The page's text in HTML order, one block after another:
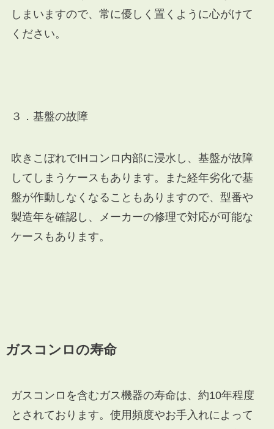
しまいますので、常に優しく置くように心がけて
ください。
３．基盤の故障
吹きこぼれでIHコンロ内部に浸水し、基盤が故障
してしまうケースもあります。また経年劣化で基
盤が作動しなくなることもありますので、型番や
製造年を確認し、メーカーの修理で対応が可能な
ケースもあります。
ガスコンロの寿命
ガスコンロを含むガス機器の寿命は、約10年程度
とされております。使用頻度やお手入れによって